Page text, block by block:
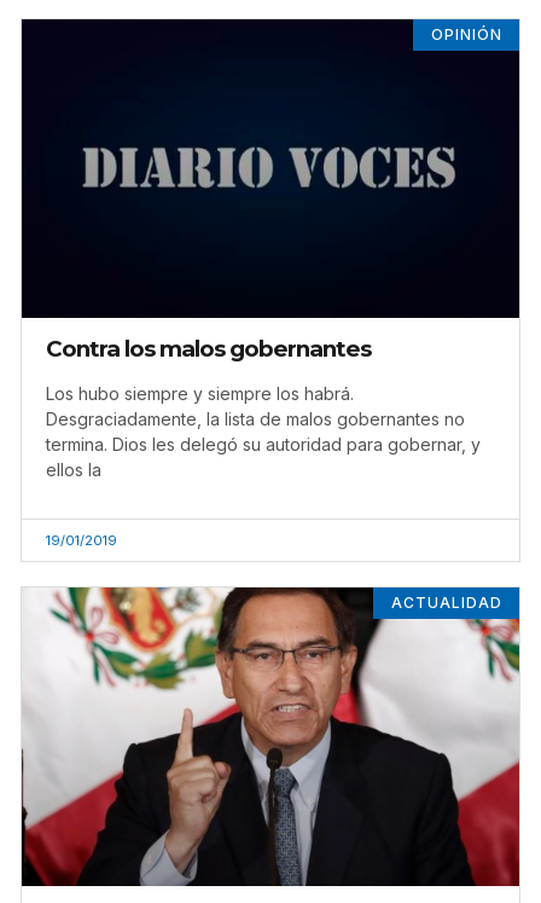
OPINIÓN
Contra los malos gobernantes
Los hubo siempre y siempre los habrá.
Desgraciadamente, la lista de malos gobernantes no
termina. Dios les delegó su autoridad para gobernar, y
ellos la
19/01/2019
ACTUALIDAD